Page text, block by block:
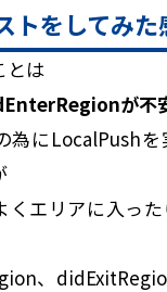
トをしてみた
とは
が不
為にLocalPushを
くエリアに入っ
、